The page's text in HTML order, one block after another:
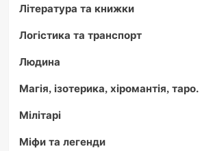
Література та книжки
Логістика та транспорт
Людина
Магія, ізотерика, хіромантія, таро.
Мілітарі
Міфи та легенди